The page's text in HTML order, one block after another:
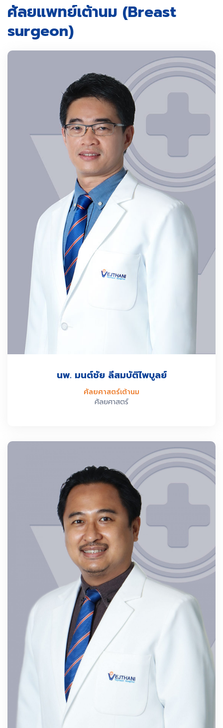
ศัลยแพทย์เต้านม (Breast
surgeon)
นพ. มนต์ชัย ลีสมบัติไพบูลย์
ศัลยศาสตร์เต้านม
ศัลยศาสตร์